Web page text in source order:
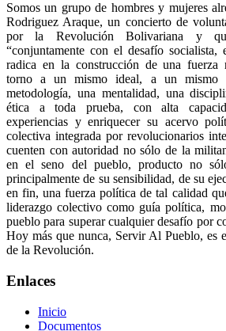
Somos un grupo de hombres y mujeres
Rodriguez Araque, un concierto de
por la Revolución Bolivariana y
“conjuntamente con el desafío
radica en la construcción de una fuerza
torno a un mismo ideal, a un mismo
metodología, una mentalidad, una
ética a toda prueba, con alta
experiencias y enriquecer su acervo
colectiva integrada por revolucionarios
cuenten con autoridad no sólo de la
en el seno del pueblo, producto no
principalmente de su sensibilidad, de su
en fin, una fuerza política de tal calidad
liderazgo colectivo como guía política,
pueblo para superar cualquier desafío por
Hoy más que nunca, Servir Al Pueblo, es
de la Revolución.
Enlaces
Inicio
Documentos